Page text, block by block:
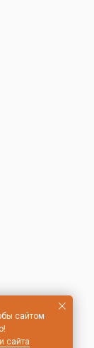
сайтом
сайта